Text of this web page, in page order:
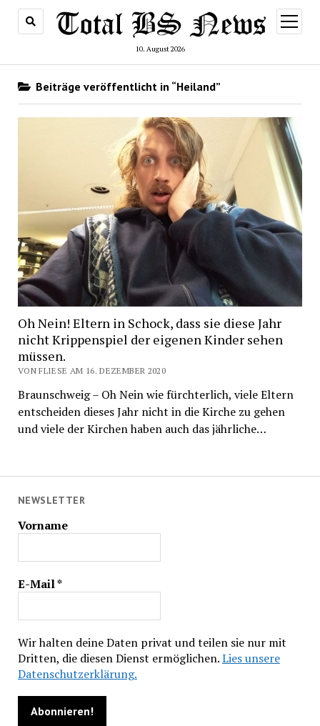
10. August 2026
Menü
öffnen
NEWSLETTER
Vorname
E-Mail*
Wir halten deine Daten privat und teilen sie nur mit
Dritten, die diesen Dienst ermöglichen.Lies unsere
Datenschutzerklärung.
Beiträge veröffentlicht in “Heiland”
Oh Nein! Eltern in Schock, dass sie diese Jahr
nicht Krippenspiel der eigenen Kinder sehen
müssen.
VON FLIESE AM 16. DEZEMBER 2020
Braunschweig – Oh Nein wie fürchterlich, viele Eltern
entscheiden dieses Jahr nicht in die Kirche zu gehen
und viele der Kirchen haben auch das jährliche…